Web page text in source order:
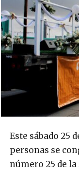
Este sábado 25
personas se
número 25 de